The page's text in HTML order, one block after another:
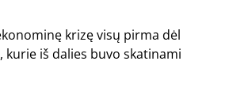
krizę visų pirma dėl
iš dalies buvo skatinami